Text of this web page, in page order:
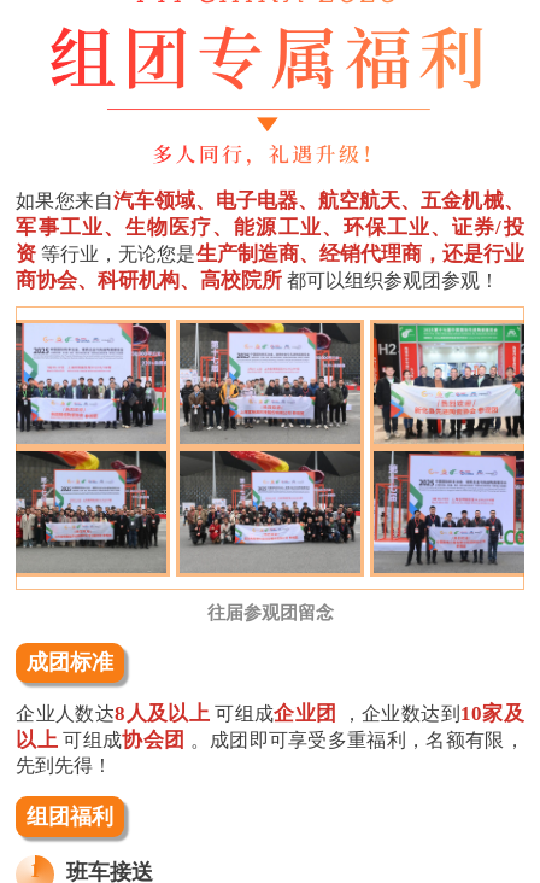
如果您来自汽车领域、电子电器、航空航天、五金机械、
军事工业、生物医疗、能源工业、环保工业、证券/投
资等行业，无论您是生产制造商、经销代理商，还是行业
商协会、科研机构、高校院所都可以组织参观团参观！
往届参观团留念
成团标准
企业人数达8人及以上可组成企业团 ，企业数达到 10家及
以上可组成协会团 。成团即可享受多重福利，名额有限，
先到先得！
组团福利
1 班车接送